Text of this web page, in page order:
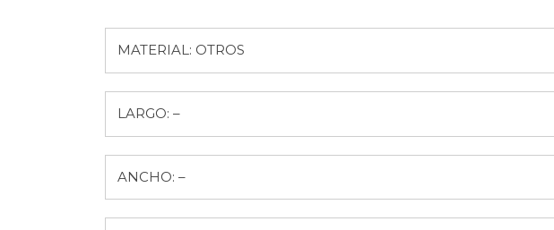
MATERIAL: OTROS
LARGO: –
ANCHO: –